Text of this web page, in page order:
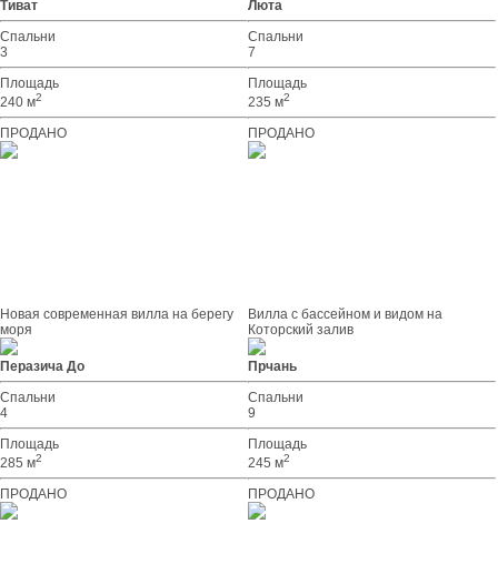
Тиват
Спальни
3
Площадь
240 м2
ПРОДАНО
Люта
Спальни
7
Площадь
235 м2
ПРОДАНО
Новая современная вилла на берегу
моря
Перазича До
Спальни
4
Площадь
285 м2
ПРОДАНО
Вилла с бассейном и видом на
Которский залив
Прчань
Спальни
9
Площадь
245 м2
ПРОДАНО